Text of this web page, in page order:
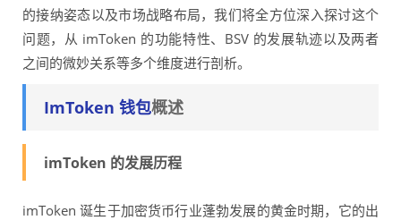
的接纳姿态以及市场战略布局，我们将全方位深入探讨这个
问题，从 imToken 的功能特性、BSV 的发展轨迹以及两者
之间的微妙关系等多个维度进行剖析。
ImToken 钱包概述
imToken 的发展历程
imToken 诞生于加密货币行业蓬勃发展的黄金时期，它的出